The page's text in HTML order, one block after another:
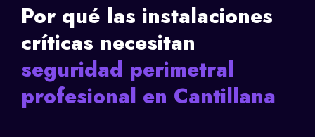
Por qué las instalaciones
críticas necesitan
seguridad perimetral
profesional en Cantillana